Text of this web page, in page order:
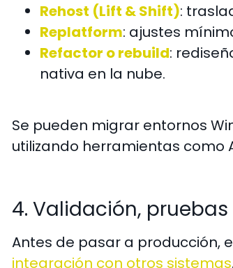
Rehost (Lift & Shift):
Replatform: ajustes
Refactor o rebuild:
nativa en la nube.
Se pueden migrar entornos
utilizando herramientas como
4. Validación,
Antes de pasar a producción,
integración con otros sistemas